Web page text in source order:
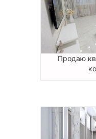
Продаю